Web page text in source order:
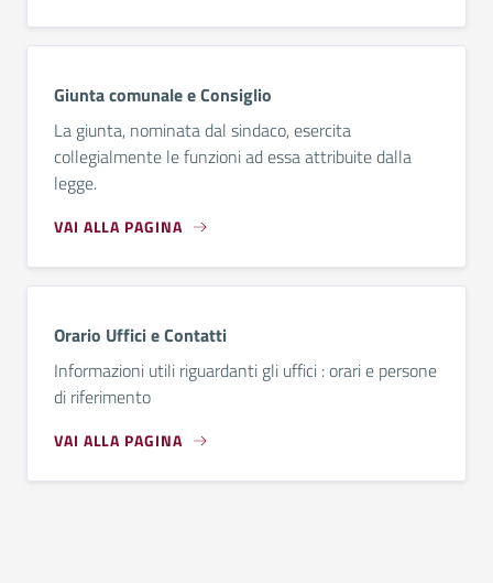
Giunta comunale e Consiglio
La giunta, nominata dal sindaco, esercita
collegialmente le funzioni ad essa attribuite dalla
legge.
VAI ALLA PAGINA
Orario Uffici e Contatti
Informazioni utili riguardanti gli uffici : orari e persone
di riferimento
VAI ALLA PAGINA